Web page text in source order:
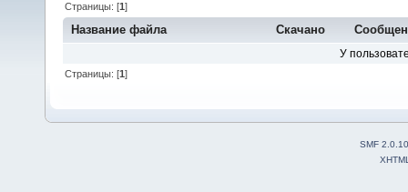
Страницы: [1]
Название файла Скачано
У
Страницы: [1]
SMF 2.0.10